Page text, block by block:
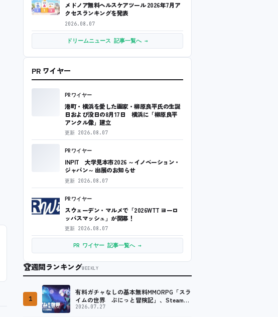
メドノア無料ヘルスケアツール 2026年7月ア
クセスランキングを発表
2026.08.07
ドリームニュース 記事一覧へ →
PR ワイヤー
PRワイヤー
港町・横浜を愛した画家・柳原良平氏の生誕
日および没日の8月17日 横浜に「柳原良平
アンクル像」建立
更新 2026.08.07
PRワイヤー
INPIT 大学見本市2026 ～イノベーション・
ジャパン～ 出展のお知らせ
更新 2026.08.07
PRワイヤー
スウェーデン・マルメで「2026WTT ヨーロ
ッパスマッシュ」が開幕！
更新 2026.08.07
PR ワイヤー 記事一覧へ →
🏆週間ランキングWEEKLY
1
有料ガチャなしの基本無料MMORPG「スラ
イムの世界 ぷにっと冒険記」、Steam向
けの無料体験版が8月末に配信決定
2026.07.27